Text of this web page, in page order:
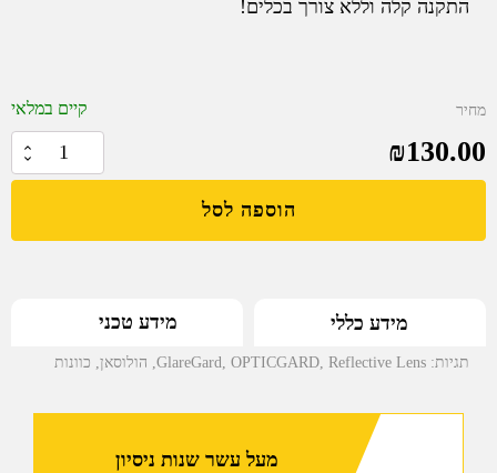
התקנה קלה וללא צורך בכלים!
מחיר
₪130.00
קיים במלאי
של
עדשה
Holosun
הוספה לסל
מידע כללי מידע טכני
תגיות: GlareGard OPTICGARD Reflective Lens הולוסאן כוונות
מעל עשר שנות ניסיון